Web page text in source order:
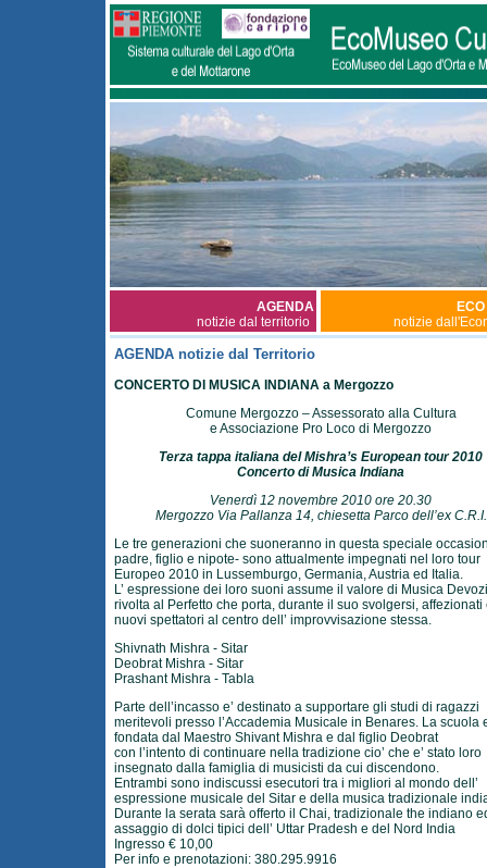
AGENDA
notizie dal territorio
notizie
AGENDA notizie dal Territorio
CONCERTO DI MUSICA INDIANA a Mergozzo
Comune Mergozzo – Assessorato alla Cultura
e Associazione Pro Loco di Mergozzo
Terza tappa italiana del Mishra’s European tour 2010
Concerto di Musica Indiana
Venerdì 12 novembre 2010 ore 20.30
Mergozzo Via Pallanza 14, chiesetta Parco dell’ex C.R.I.
Le tre generazioni che suoneranno in questa speciale
padre, figlio e nipote- sono attualmente impegnati nel loro tour
Europeo 2010 in Lussemburgo, Germania, Austria ed Italia.
L’ espressione dei loro suoni assume il valore di Musica
rivolta al Perfetto che porta, durante il suo svolgersi, affezionati
nuovi spettatori al centro dell’ improvvisazione stessa.
Shivnath Mishra - Sitar
Deobrat Mishra - Sitar
Prashant Mishra - Tabla
Parte dell’incasso e’ destinato a supportare gli studi di ragazzi
meritevoli presso l’Accademia Musicale in Benares. La scuola
fondata dal Maestro Shivant Mishra e dal figlio Deobrat
con l’intento di continuare nella tradizione cio’ che e’ stato loro
insegnato dalla famiglia di musicisti da cui discendono.
Entrambi sono indiscussi esecutori tra i migliori al mondo dell’
espressione musicale del Sitar e della musica tradizionale
Durante la serata sarà offerto il Chai, tradizionale the indiano
assaggio di dolci tipici dell’ Uttar Pradesh e del Nord India
Ingresso € 10,00
Per info e prenotazioni: 380.295.9916